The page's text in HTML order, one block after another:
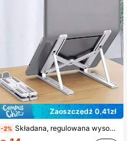
Zaoszczędź 0,41zł
-2% Składana, regulowana wysokość podstawka pod laptopa z podkładką chłodzącą, ergonomiczna konstrukcja, antypoślizgowe gumowe podkładki, odpowiednia do telefonów, książek, do domu, biura, podróży, przy łóżku, przenośna i składana podstawka pod laptopa i tablet